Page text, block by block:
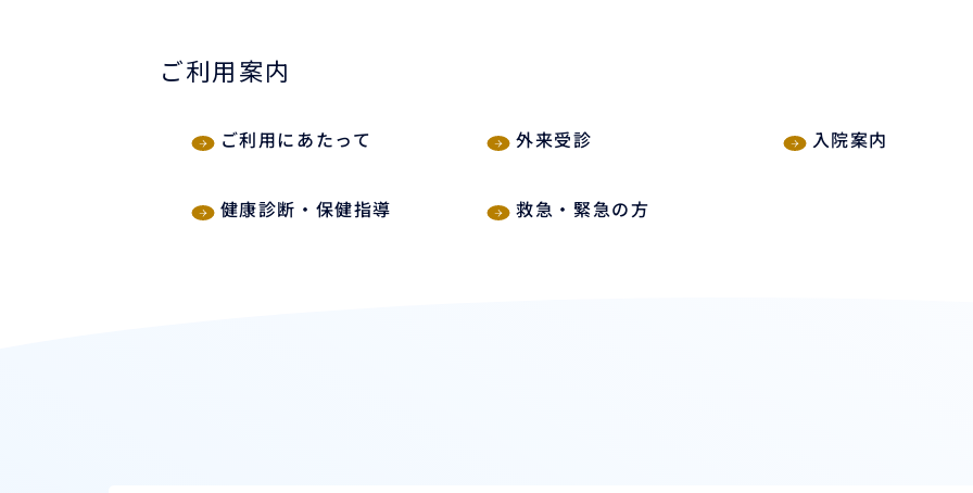
ご利用案内
ご利用にあたって 外来受診 入院案内
健康診断・保健指導 救急・緊急の方